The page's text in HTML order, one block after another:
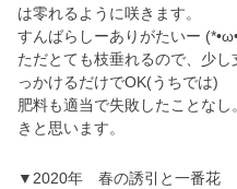
は零れるように咲きます。
すんばらしーありがたいー
ただとても枝垂れるので、少し
っかけるだけでOK(うちでは)
肥料も適当で失敗したことな
きと思います。
▼2020年 春の誘引と一番花